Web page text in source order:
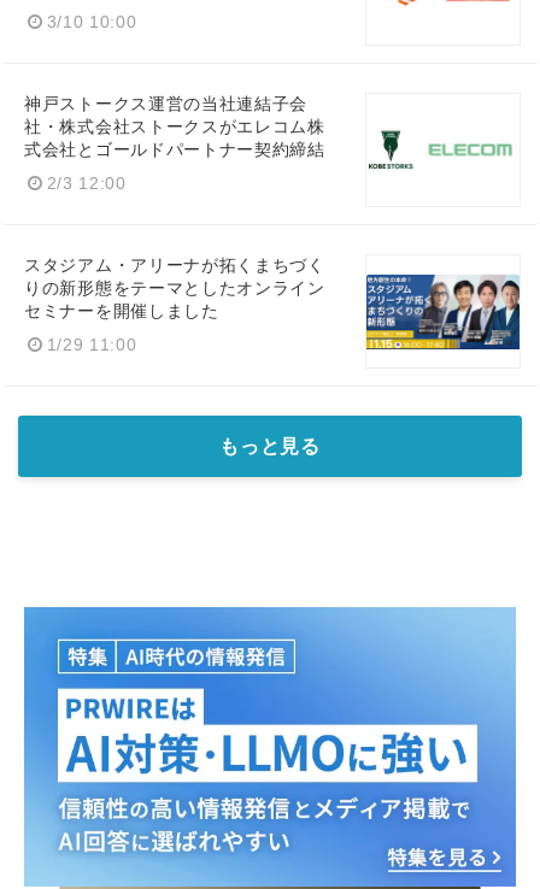
3/10 10:00
神戸ストークス運営の当社連結子会
社・株式会社ストークスがエレコム株
式会社とゴールドパートナー契約締結
2/3 12:00
スタジアム・アリーナが拓くまちづく
りの新形態をテーマとしたオンライン
セミナーを開催しました
1/29 11:00
もっと見る